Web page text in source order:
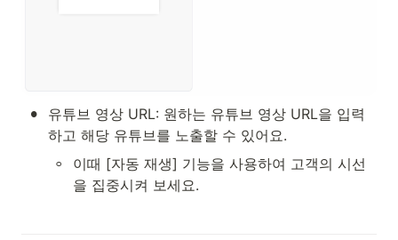
•
유튜브 영상 URL: 원하는 유튜브 영상 URL을 입력
하고 해당 유튜브를 노출할 수 있어요.
◦
이때 [자동 재생] 기능을 사용하여 고객의 시선
을 집중시켜 보세요.